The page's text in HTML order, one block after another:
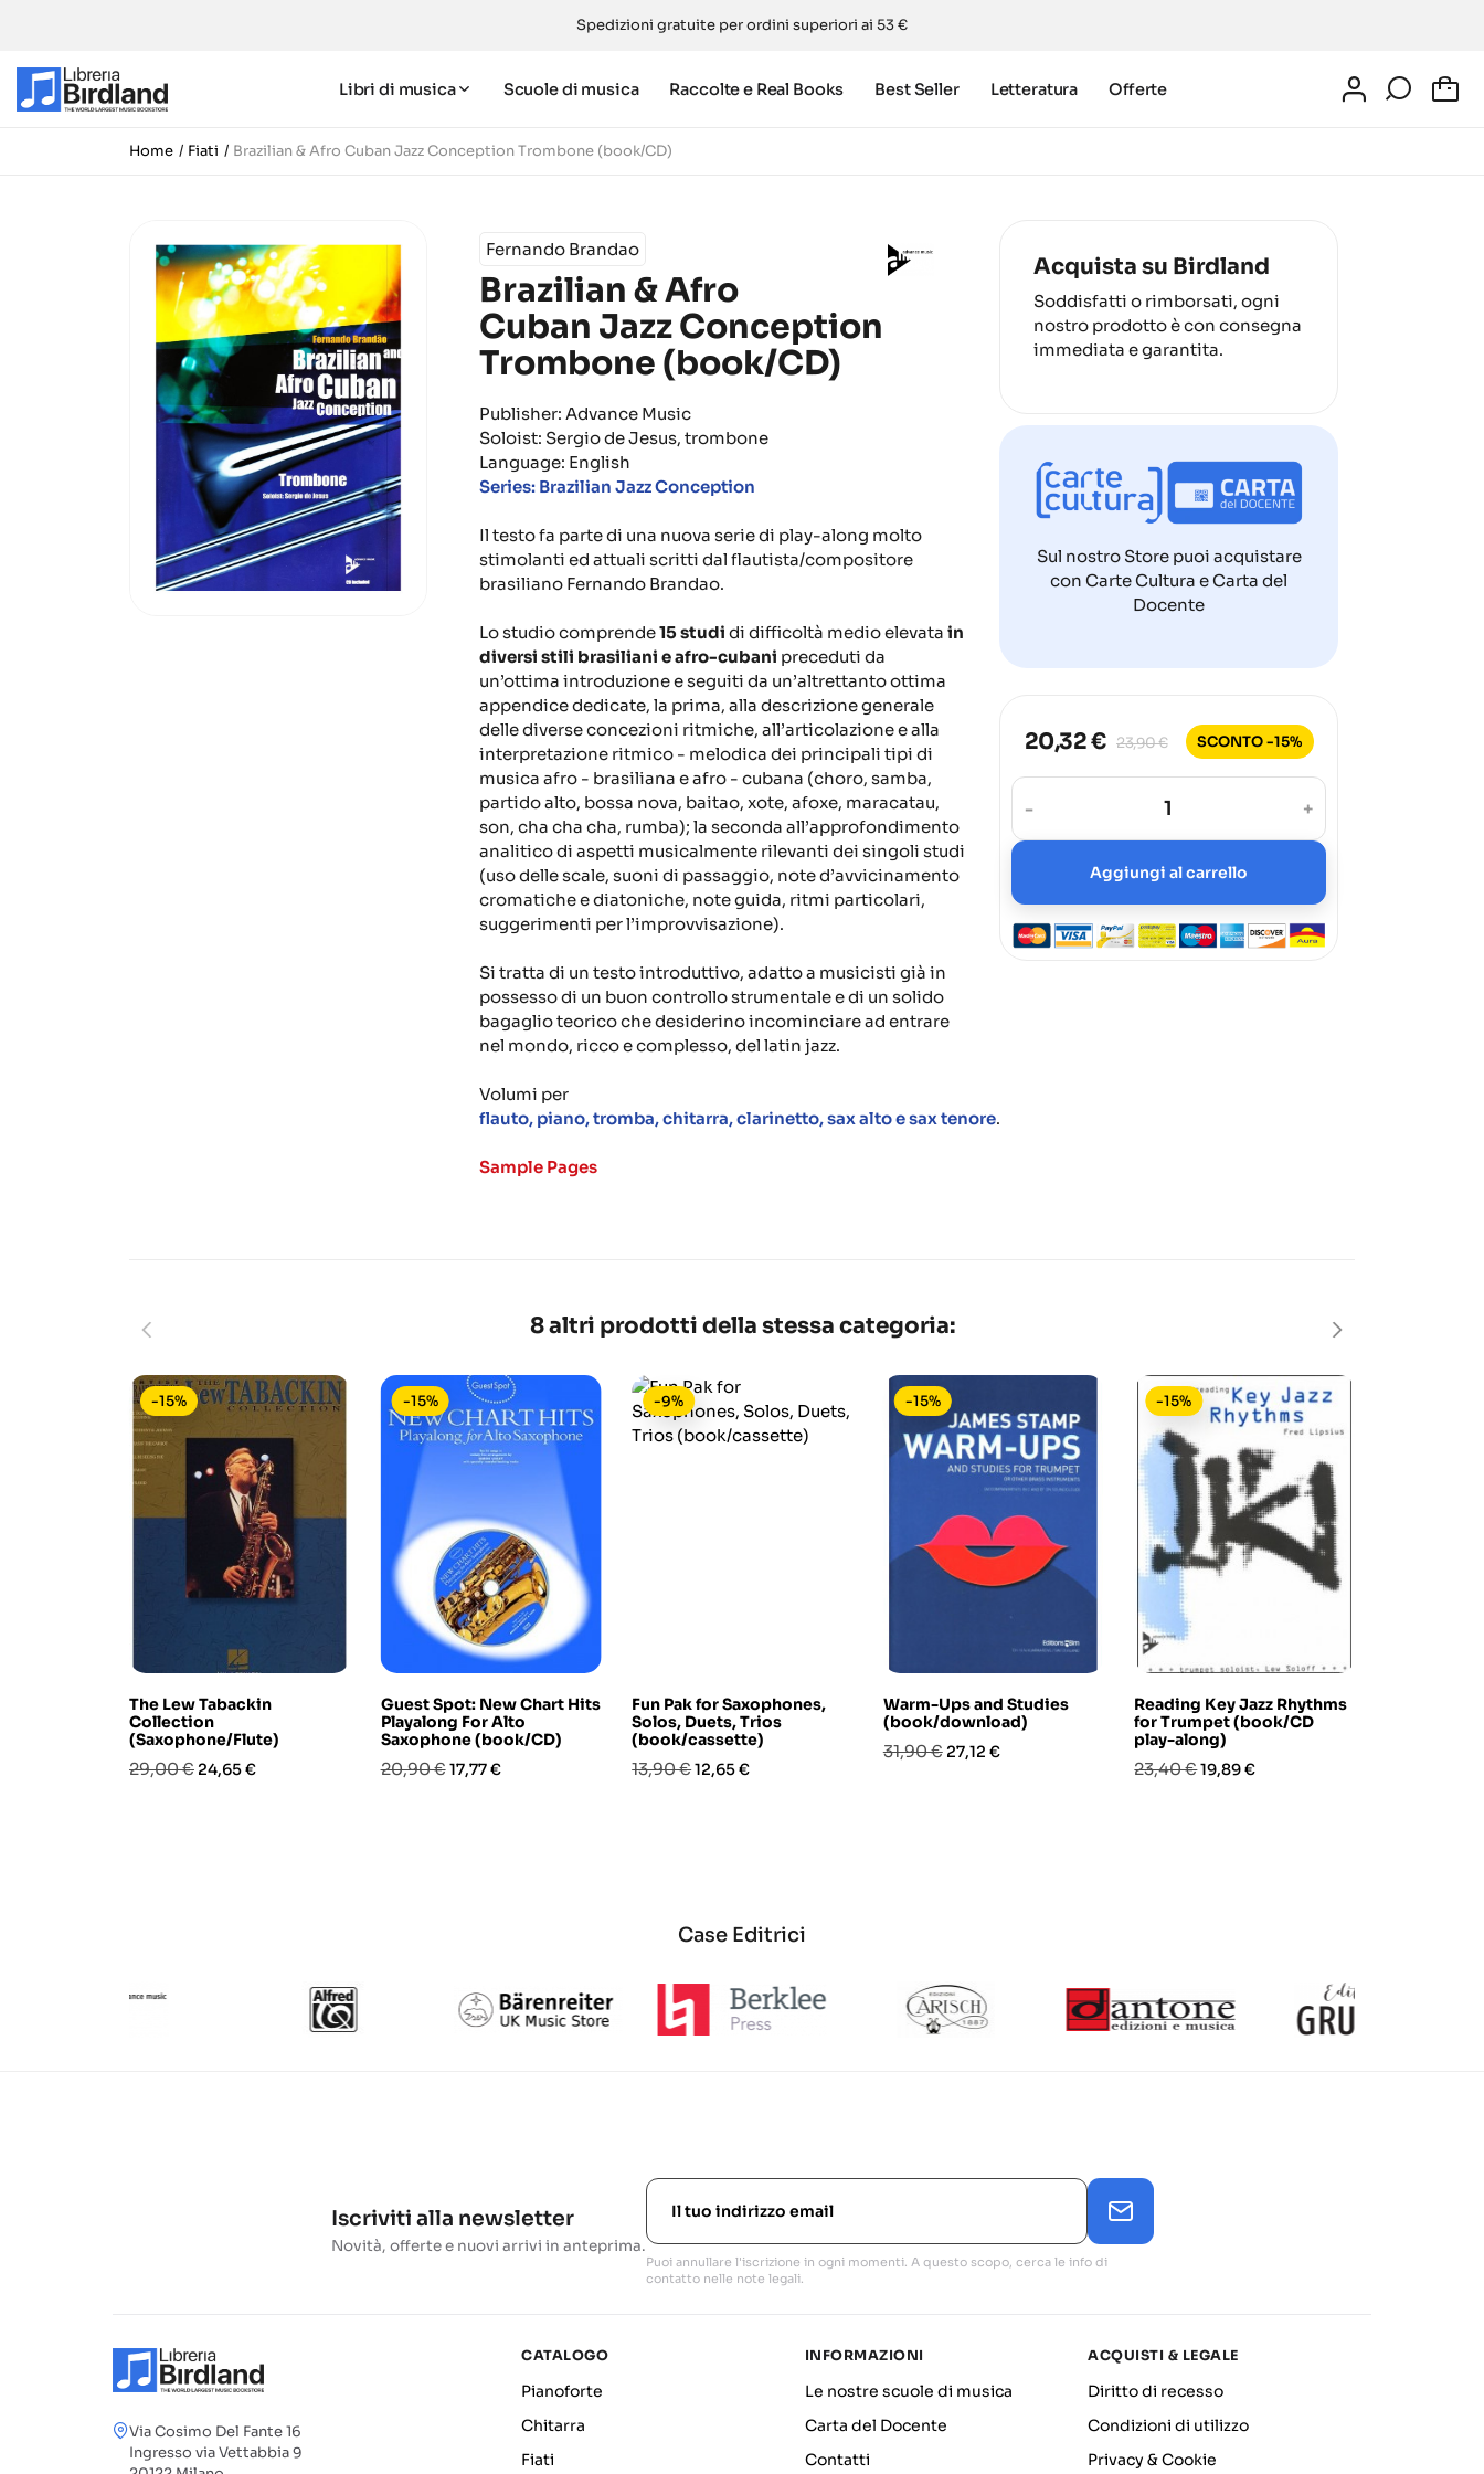
Spedizioni gratuite per ordini superiori ai 53 €
Libri di musica Scuole di musica Raccolte e Real Books Best Seller Letteratura Offerte
Home Fiati Brazilian & Afro Cuban Jazz Conception Trombone (book/CD)
Fernando Brandao
Brazilian & Afro
Cuban Jazz Conception
Trombone (book/CD)
Publisher: Advance Music
Soloist: Sergio de Jesus, trombone
Language: English
Series: Brazilian Jazz Conception
Il testo fa parte di una nuova serie di play-along molto
stimolanti ed attuali scritti dal flautista/compositore
brasiliano Fernando Brandao.
Lo studio comprende15 studi di difficoltà medio elevata in
diversi stili brasiliani e afro-cubani preceduti da
un’ottima introduzione e seguiti da un’altrettanto ottima
appendice dedicate, la prima, alla descrizione generale
delle diverse concezioni ritmiche, all’articolazione e alla
interpretazione ritmico - melodica dei principali tipi di
musica afro - brasiliana e afro - cubana (choro, samba,
partido alto, bossa nova, baitao, xote, afoxe, maracatau,
son, cha cha cha, rumba); la seconda all’approfondimento
analitico di aspetti musicalmente rilevanti dei singoli studi
(uso delle scale, suoni di passaggio, note d’avvicinamento
cromatiche e diatoniche, note guida, ritmi particolari,
suggerimenti per l’improvvisazione).
Si tratta di un testo introduttivo, adatto a musicisti già in
possesso di un buon controllo strumentale e di un solido
bagaglio teorico che desiderino incominciare ad entrare
nel mondo, ricco e complesso, del latin jazz.
Volumi per
flauto, piano, tromba, chitarra, clarinetto, sax alto e sax tenore.
Sample Pages
Acquista su Birdland
Soddisfatti o rimborsati, ogni
nostro prodotto è con consegna
immediata e garantita.
Sul nostro Store puoi acquistare
con Carte Cultura e Carta del
Docente
20,32 € 23,90 € SCONTO -15%
- +
Aggiungi al carrello
8 altri prodotti della stessa categoria:
The Lew Tabackin
Collection
(Saxophone/Flute)
Prezzo
29,00 € Prezzo
24,65 €
-15%
Guest Spot: New Chart Hits
Playalong For Alto
Saxophone (book/CD)
Prezzo
20,90 €Prezzo
17,77 €
-15%
Fun Pak for Saxophones,
Solos, Duets, Trios
(book/cassette)
Prezzo
13,90 €Prezzo
12,65 €
-9%
Warm-Ups and Studies
(book/download)
Prezzo
31,90 € Prezzo
27,12 €
-15%
Reading Key Jazz Rhythms
for Trumpet (book/CD
play-along)
Prezzo
23,40 €Prezzo
19,89 €
-15%
Case Editrici
Iscriviti alla newsletter
Novità, offerte e nuovi arrivi in anteprima.
Puoi annullare l'iscrizione in ogni momenti. A questo scopo, cerca le info di
contatto nelle note legali.
Via Cosimo Del Fante 16
Ingresso via Vettabbia 9
CATALOGO
Pianoforte
Chitarra
Fiati
INFORMAZIONI
Le nostre scuole di musica
Carta del Docente
Contatti
ACQUISTI & LEGALE
Diritto di recesso
Condizioni di utilizzo
Privacy & Cookie